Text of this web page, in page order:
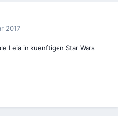
2017
Leia in kuenftigen Star Wars